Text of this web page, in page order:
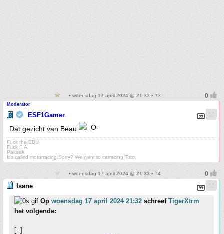
• woensdag 17 april 2024 @ 21:33 • 73
Moderator
ESF1Gamer
Dat gezicht van Beau
Fuck the EBU
Fuck FIA
Pakaak
It's called motorracing.Sorry? We went to carracing Toto
• woensdag 17 april 2024 @ 21:33 • 74
Isane
Op woensdag 17 april 2024 21:32 schreef TigerXtrm
het volgende:
[..]